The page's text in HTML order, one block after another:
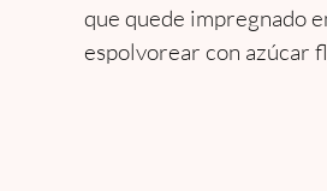
que quede impregnado
espolvorear con azúcar